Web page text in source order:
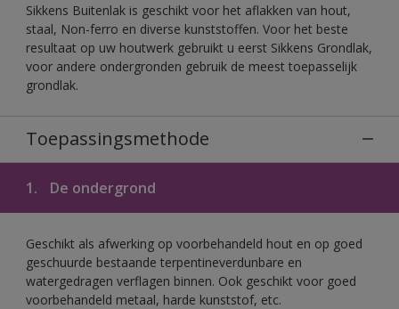
Sikkens Buitenlak is geschikt voor het aflakken van hout,
staal, Non-ferro en diverse kunststoffen. Voor het beste
resultaat op uw houtwerk gebruikt u eerst Sikkens Grondlak,
voor andere ondergronden gebruik de meest toepasselijk
grondlak.
Toepassingsmethode
1. De ondergrond
Geschikt als afwerking op voorbehandeld hout en op goed
geschuurde bestaande terpentineverdunbare en
watergedragen verflagen binnen. Ook geschikt voor goed
voorbehandeld metaal, harde kunststof, etc.